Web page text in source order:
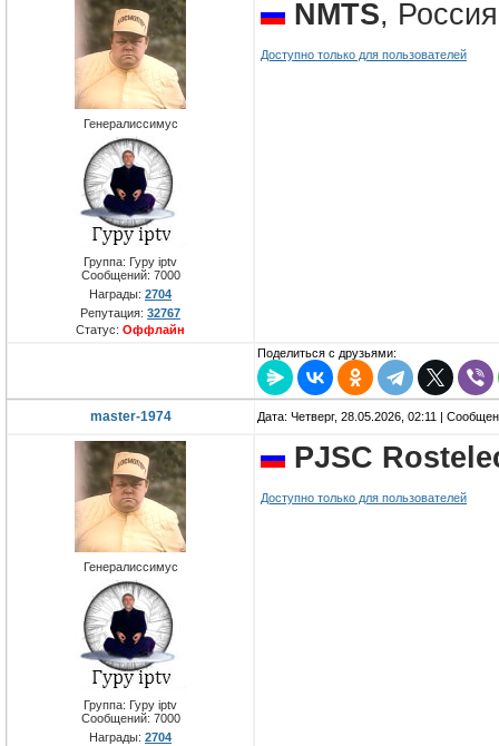
Генералиссимус
Группа: Гуру iptv
Сообщений: 7000
Награды: 2704
Репутация: 32767
Статус: Оффлайн
NMTS,
Доступно только для пользователей
Поделиться с друзьями:
master-1974 Дата: Четверг, 28.05.2026, 02:11 |
Генералиссимус
Группа: Гуру iptv
Сообщений: 7000
Награды: 2704
PJSC
Доступно только для пользователей